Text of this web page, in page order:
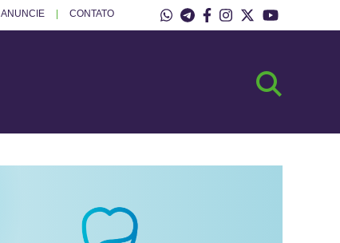
ANUNCIE CONTATO